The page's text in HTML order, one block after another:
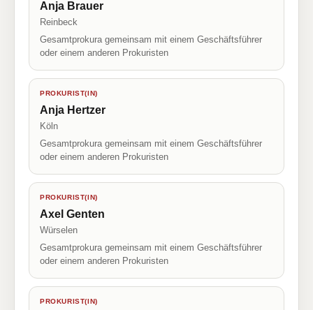
Anja Brauer
Reinbeck
Gesamtprokura gemeinsam mit einem Geschäftsführer
oder einem anderen Prokuristen
PROKURIST(IN)
Anja Hertzer
Köln
Gesamtprokura gemeinsam mit einem Geschäftsführer
oder einem anderen Prokuristen
PROKURIST(IN)
Axel Genten
Würselen
Gesamtprokura gemeinsam mit einem Geschäftsführer
oder einem anderen Prokuristen
PROKURIST(IN)